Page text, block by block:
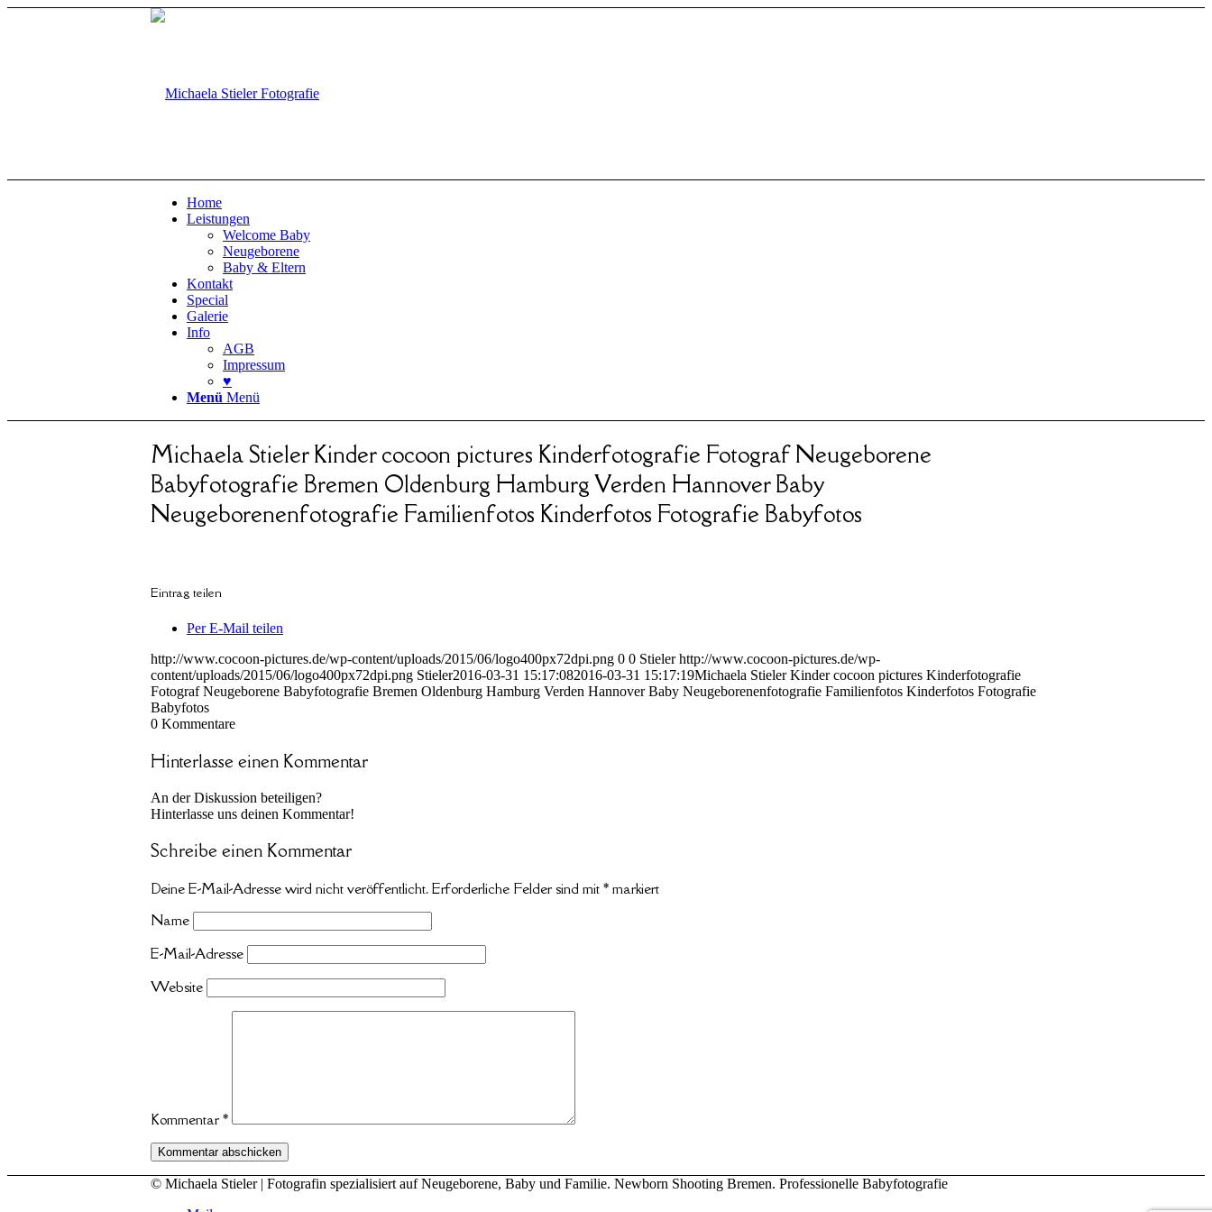
Home
Leistungen
Welcome Baby
Neugeborene
Baby & Eltern
Kontakt
Special
Galerie
Info
AGB
Impressum
♥
Menü Menü
Michaela Stieler Kinder cocoon pictures Kinderfotografie Fotograf Neugeborene
Babyfotografie Bremen Oldenburg Hamburg Verden Hannover Baby
Neugeborenenfotografie Familienfotos Kinderfotos Fotografie Babyfotos
Eintrag teilen
Per E-Mail teilen
http://www.cocoon-pictures.de/wp-content/uploads/2015/06/logo400px72dpi.png 0 0 Stieler http://www.cocoon-pictures.de/wp-
content/uploads/2015/06/logo400px72dpi.png Stieler2016-03-31 15:17:082016-03-31 15:17:19Michaela Stieler Kinder cocoon pictures Kinderfotografie
Fotograf Neugeborene Babyfotografie Bremen Oldenburg Hamburg Verden Hannover Baby Neugeborenenfotografie Familienfotos Kinderfotos Fotografie
Babyfotos
0 Kommentare
Hinterlasse einen Kommentar
An der Diskussion beteiligen?
Hinterlasse uns deinen Kommentar!
Schreibe einen Kommentar
Deine E-Mail-Adresse wird nicht veröffentlicht. Erforderliche Felder sind mit * markiert
Name
E-Mail-Adresse
Website
Kommentar *
© Michaela Stieler | Fotografin spezialisiert auf Neugeborene, Baby und Familie. Newborn Shooting Bremen. Professionelle Babyfotografie